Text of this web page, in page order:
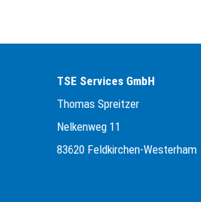
TSE Services GmbH
Thomas Spreitzer
Nelkenweg 11
83620 Feldkirchen-Westerham